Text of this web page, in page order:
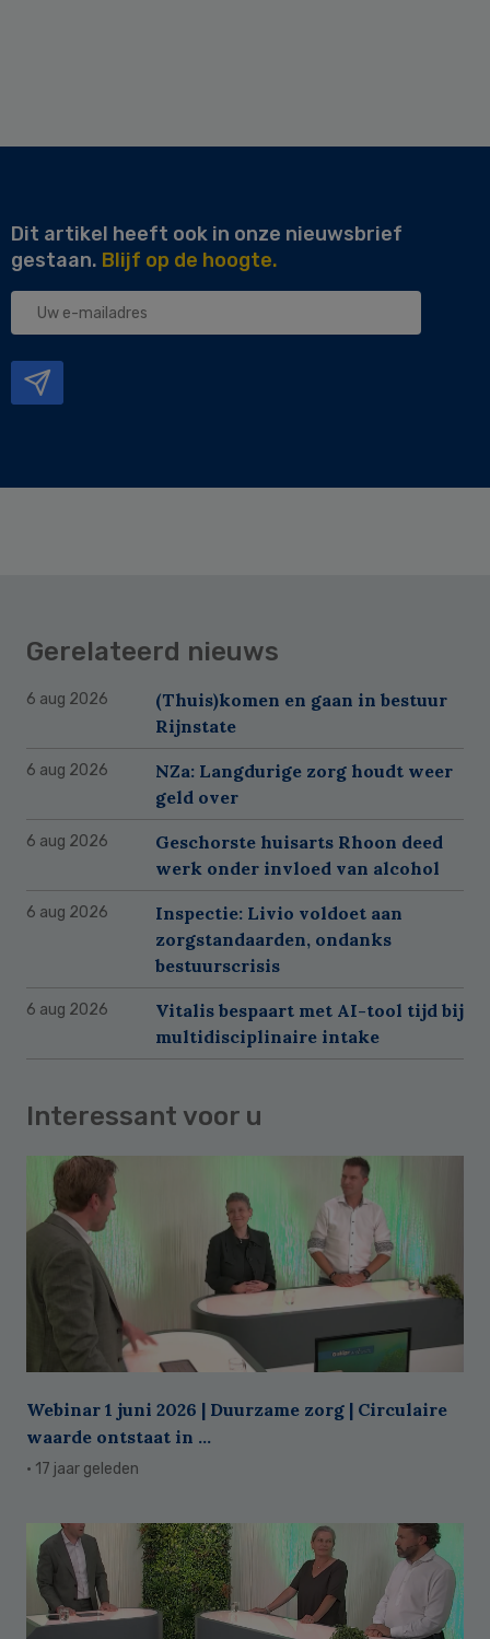
Dit artikel heeft ook in onze nieuwsbrief
gestaan. Blijf op de hoogte.
Uw
Gerelateerd nieuws
6 aug 2026
(Thuis)komen en gaan in bestuur
Rijnstate
6 aug 2026
NZa: Langdurige zorg houdt weer
geld over
6 aug 2026
Geschorste huisarts Rhoon deed
werk onder invloed van alcohol
6 aug 2026
Inspectie: Livio voldoet aan
zorgstandaarden, ondanks
bestuurscrisis
6 aug 2026
Vitalis bespaart met AI-tool tijd bij
multidisciplinaire intake
Interessant voor u
Webinar 1 juni 2026 | Duurzame zorg | Circulaire
waarde ontstaat in ...
· 17 jaar geleden